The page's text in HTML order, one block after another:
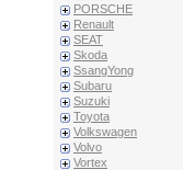
PORSCHE
Renault
SEAT
Skoda
SsangYong
Subaru
Suzuki
Toyota
Volkswagen
Volvo
Vortex